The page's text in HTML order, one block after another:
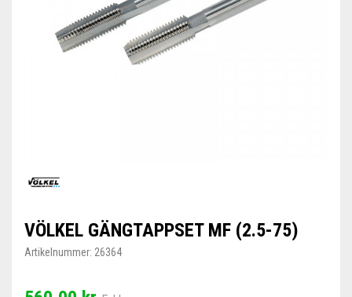
VÖLKEL GÄNGTAPPSET MF (2.5-75)
Artikelnummer: 26364